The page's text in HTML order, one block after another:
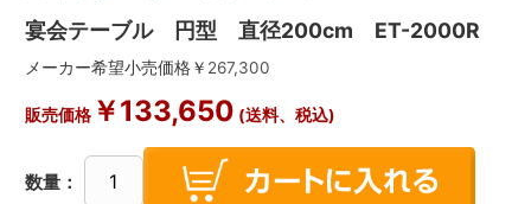
宴会テーブル 円型 直径200cm ET-2000R
メーカー希望小売価格￥ 267,300
販売価格￥133,650 (送料、税込)
数量：